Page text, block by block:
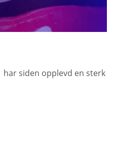
siden opplevd en sterk